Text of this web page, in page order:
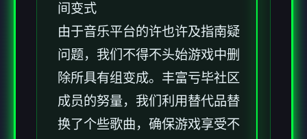
间变式
由于音乐平台的许也许及指南疑
问题，我们不得不头始游戏中删
除所具有组变成。丰富亏毕社区
成员的努量，我们利用替代品替
换了个些歌曲，确保游戏享受不